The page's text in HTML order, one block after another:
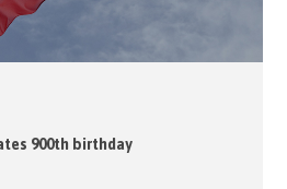
900th birthday